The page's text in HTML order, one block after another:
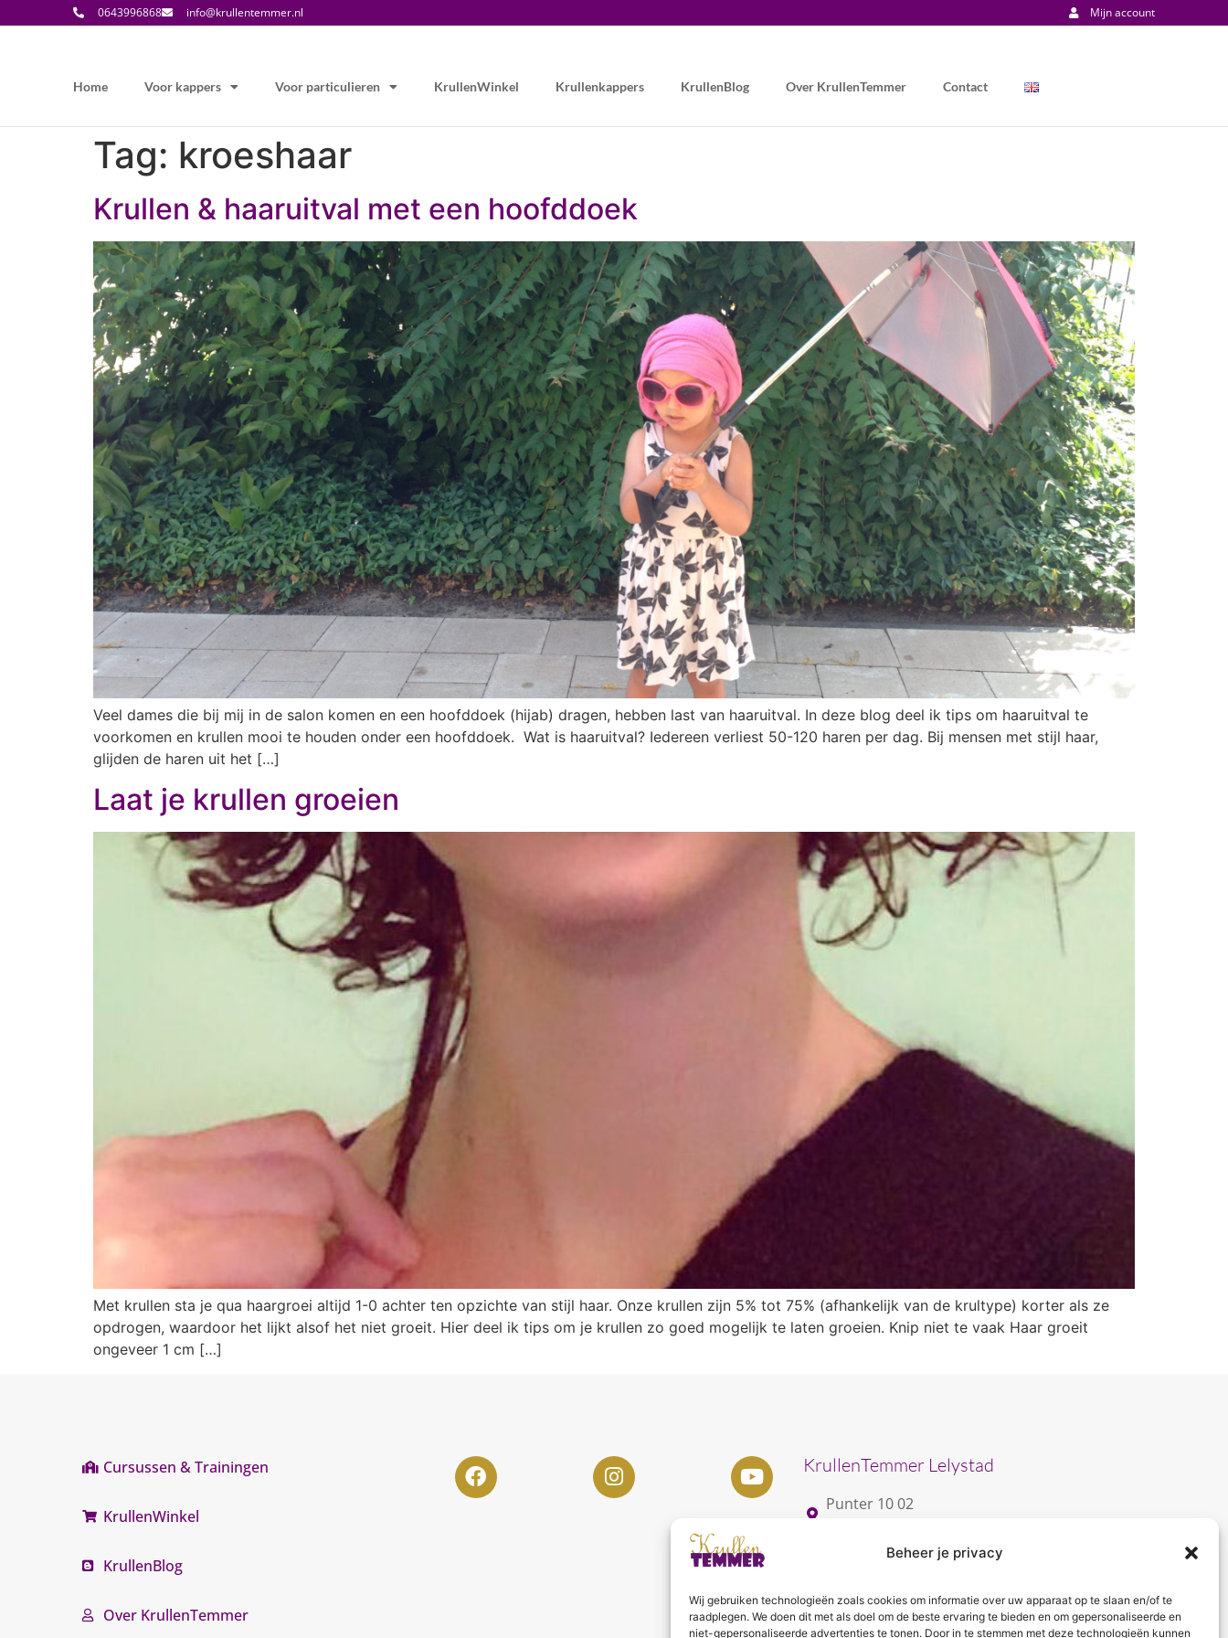
Beheer je privacy
Wij gebruiken technologieën zoals cookies om informatie over uw apparaat op te slaan en/of te
raadplegen. We doen dit met als doel om de beste ervaring te bieden en om gepersonaliseerde en
niet-gepersonaliseerde advertenties te tonen. Door in te stemmen met deze technologieën kunnen
0643996868 info@krullentemmer.nl Mijn account
Home Voor kappers Voor particulieren KrullenWinkel Krullenkappers KrullenBlog Over KrullenTemmer Contact
Tag: kroeshaar
Krullen & haaruitval met een hoofddoek
Veel dames die bij mij in de salon komen en een hoofddoek (hijab) dragen, hebben last van haaruitval. In deze blog deel ik tips om haaruitval te
voorkomen en krullen mooi te houden onder een hoofddoek. Wat is haaruitval? Iedereen verliest 50-120 haren per dag. Bij mensen met stijl haar,
glijden de haren uit het […]
Laat je krullen groeien
Met krullen sta je qua haargroei altijd 1-0 achter ten opzichte van stijl haar. Onze krullen zijn 5% tot 75% (afhankelijk van de krultype) korter als ze
opdrogen, waardoor het lijkt alsof het niet groeit. Hier deel ik tips om je krullen zo goed mogelijk te laten groeien. Knip niet te vaak Haar groeit
ongeveer 1 cm […]
Cursussen & Trainingen
KrullenWinkel
KrullenBlog
Over KrullenTemmer
KrullenTemmer Lelystad
Punter 10 02
0643996868
Openingstijden